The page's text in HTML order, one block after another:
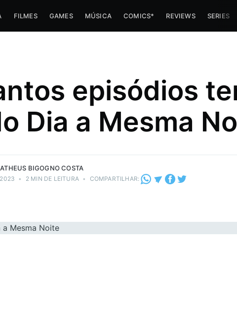
FILMES GAMES MÚSICA COMICS* REVIEWS SERIES
episódios
Dia a Mesma
mas minha
sobre a
de e-
a todo vapor
BIGOGNO COSTA
• 2 MIN DE LEITURA • COMPARTILHAR: